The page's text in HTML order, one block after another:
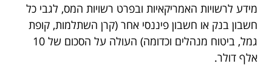
מידע לרשויות האמריקאיות ובפרט רשויות המס, לגבי כל
חשבון בנק או חשבון פיננסי אחר (קרן השתלמות, קופת
גמל, ביטוח מנהלים וכדומה) העולה על הסכום של 10
אלף דולר.